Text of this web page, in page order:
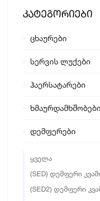
Კატეგორიები
ცხაურები
სერვის ლუქები
ჰაერსატარები
ხმაურდამხშობები
დემფერები
ყველა
(SED) დემფერი
(SED2) დემფერი